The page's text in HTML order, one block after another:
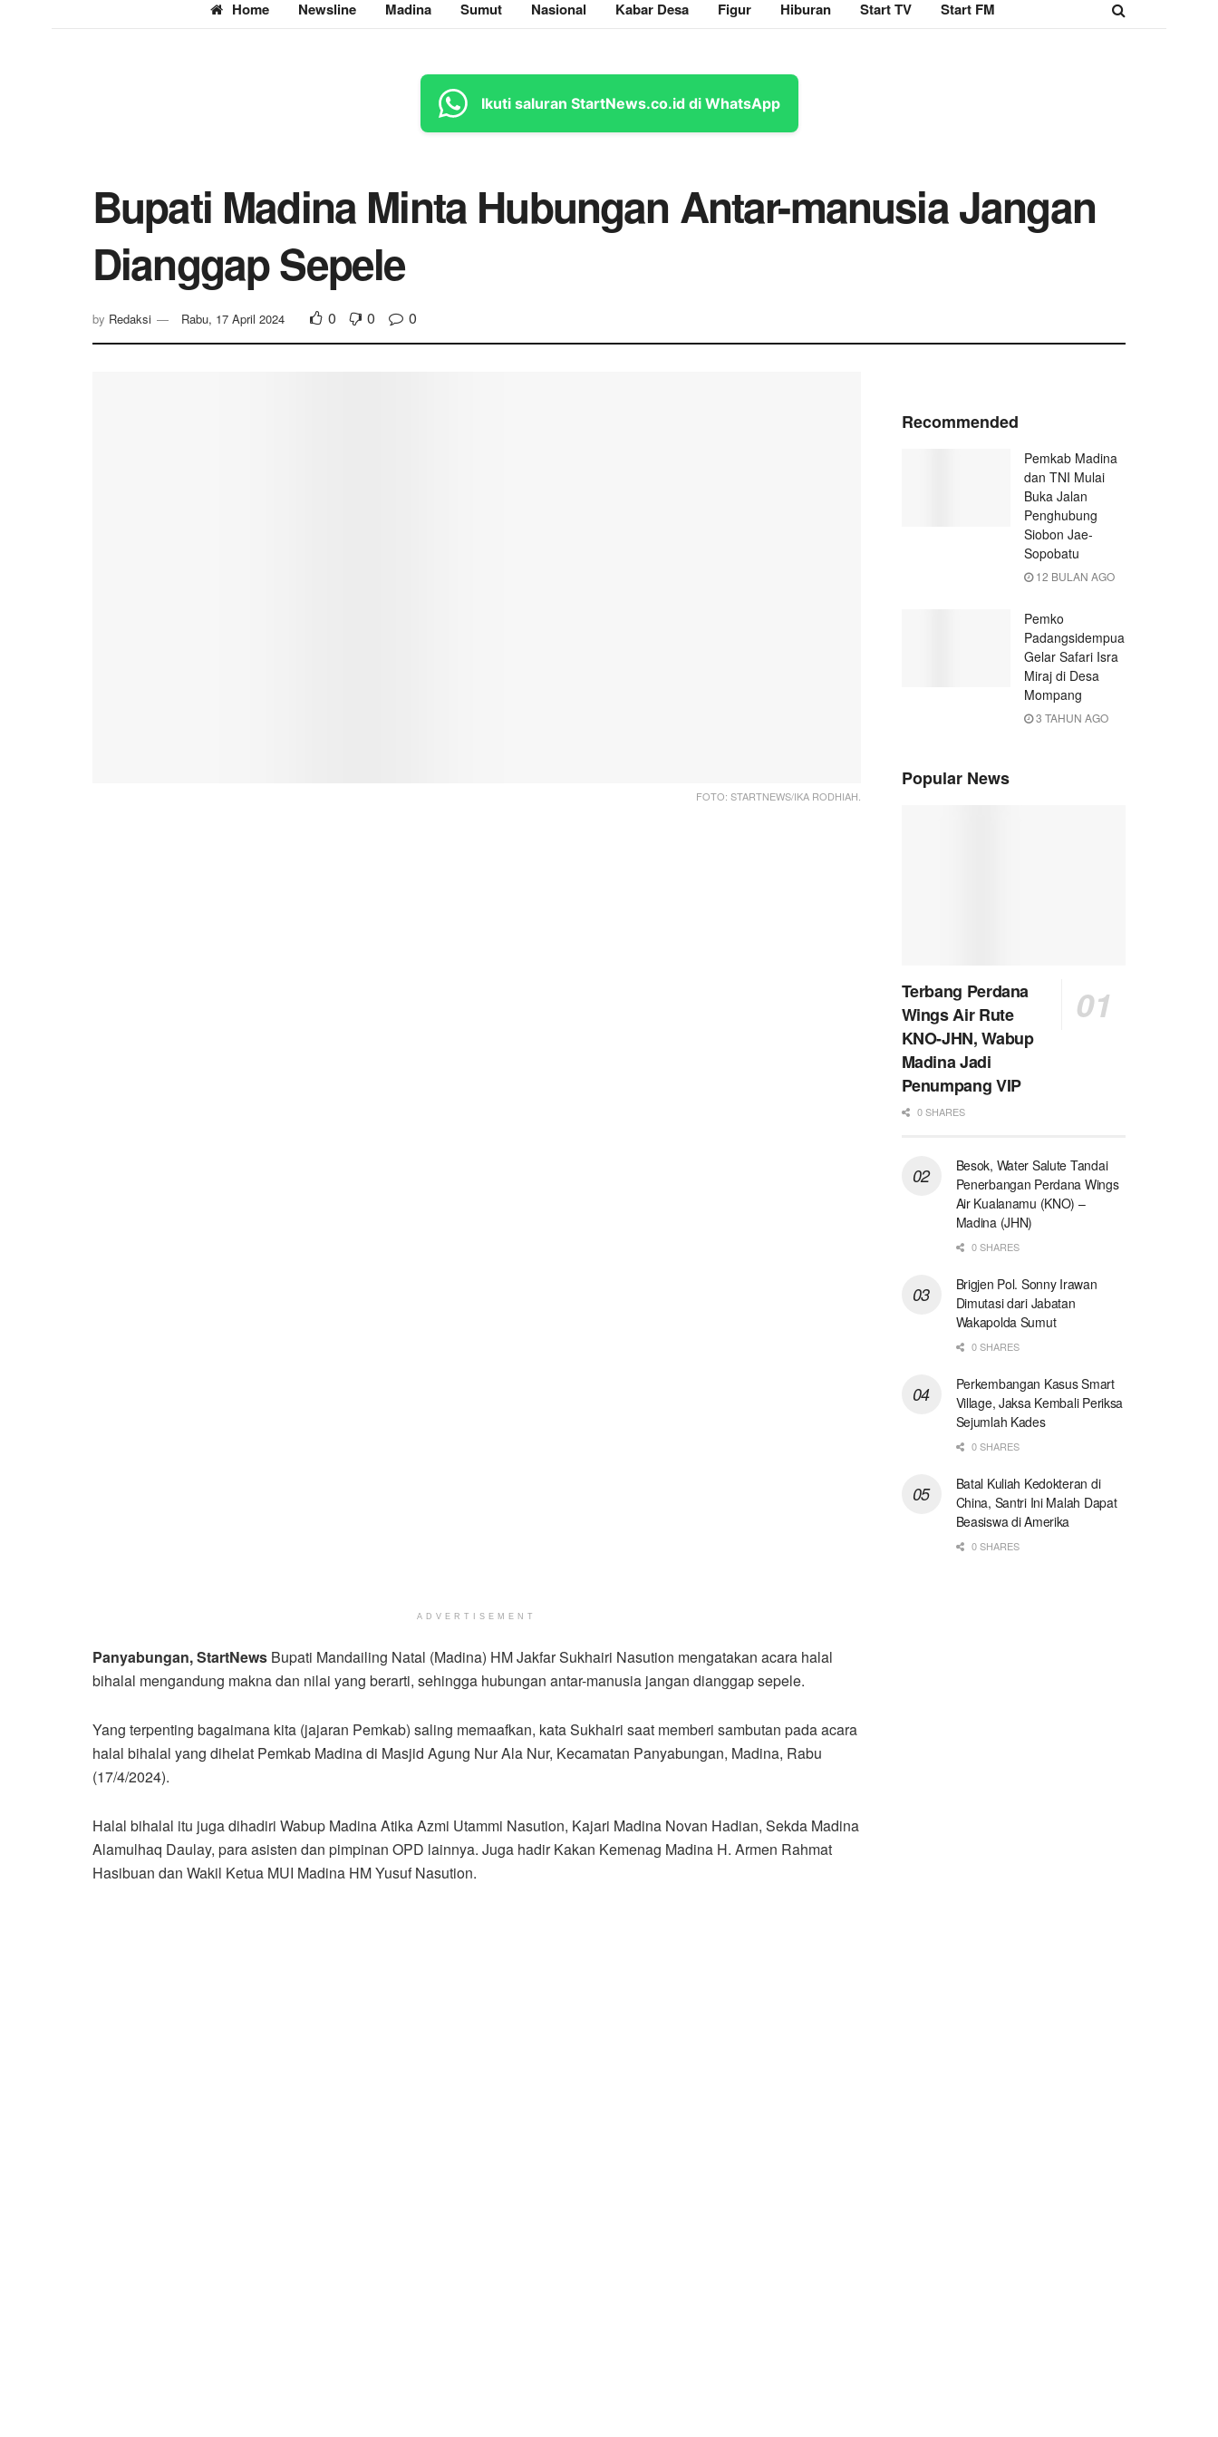
Home Newsline Madina Sumut Nasional Kabar Desa Figur Hiburan Start TV Start FM
Ikuti saluran StartNews.co.id di WhatsApp
Bupati Madina Minta Hubungan Antar-manusia Jangan
Dianggap Sepele
by Redaksi Rabu, 17 April 2024 0 0 0
FOTO: STARTNEWS/IKA RODHIAH.
ADVERTISEMENT
Panyabungan, StartNews Bupati Mandailing Natal (Madina) HM Jakfar Sukhairi Nasution mengatakan acara halal
bihalal mengandung makna dan nilai yang berarti, sehingga hubungan antar-manusia jangan dianggap sepele.
Yang terpenting bagaimana kita (jajaran Pemkab) saling memaafkan, kata Sukhairi saat memberi sambutan pada acara
halal bihalal yang dihelat Pemkab Madina di Masjid Agung Nur Ala Nur, Kecamatan Panyabungan, Madina, Rabu
(17/4/2024).
Halal bihalal itu juga dihadiri Wabup Madina Atika Azmi Utammi Nasution, Kajari Madina Novan Hadian, Sekda Madina
Alamulhaq Daulay, para asisten dan pimpinan OPD lainnya. Juga hadir Kakan Kemenag Madina H. Armen Rahmat
Hasibuan dan Wakil Ketua MUI Madina HM Yusuf Nasution.
Recommended
Pemkab Madina
dan TNI Mulai
Buka Jalan
Penghubung
Siobon Jae-
Sopobatu
12 BULAN AGO
Pemko
Padangsidempuan
Gelar Safari Isra
Miraj di Desa
Mompang
3 TAHUN AGO
Popular News
Terbang Perdana
Wings Air Rute
KNO-JHN, Wabup
Madina Jadi
Penumpang VIP
0 SHARES
Besok, Water Salute Tandai
Penerbangan Perdana Wings
Air Kualanamu (KNO) –
Madina (JHN)
0 SHARES
Brigjen Pol. Sonny Irawan
Dimutasi dari Jabatan
Wakapolda Sumut
0 SHARES
Perkembangan Kasus Smart
Village, Jaksa Kembali Periksa
Sejumlah Kades
0 SHARES
Batal Kuliah Kedokteran di
China, Santri Ini Malah Dapat
Beasiswa di Amerika
0 SHARES